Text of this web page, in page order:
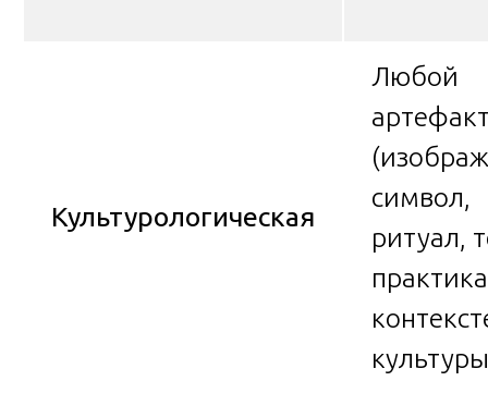
Культурологическая
Любой
символ,
ритуал,
культуры